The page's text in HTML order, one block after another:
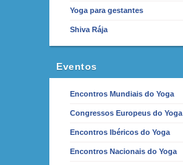
Yoga para gestantes
Shiva Rája
Eventos
Encontros Mundiais do Yoga
Congressos Europeus do Yoga
Encontros Ibéricos do Yoga
Encontros Nacionais do Yoga